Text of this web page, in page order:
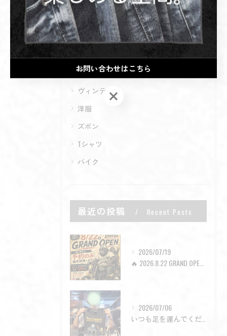
カテゴリー
全てのカテゴリー
ヴィンテージ
洋服
ズボン
Tシャツ
バイク
最近の投稿 Recent Posts
2026/07/19
🔥 2026.8.22 GRAND OPEN 🔥
2026/07/06
いつも足を運んでくださった皆様。
お問い合わせはこちら
お問い合わせはこちら